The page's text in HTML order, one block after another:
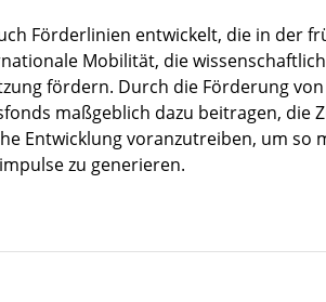
Förderlinien entwickelt, die in der
Mobilität, die
fördern. Durch die Förderung
maßgeblich dazu beitragen, die
Entwicklung voranzutreiben, um so
zu generieren.